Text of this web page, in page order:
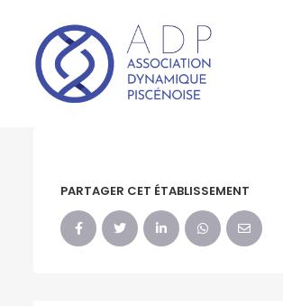
PARTAGER CET ÉTABLISSEMENT